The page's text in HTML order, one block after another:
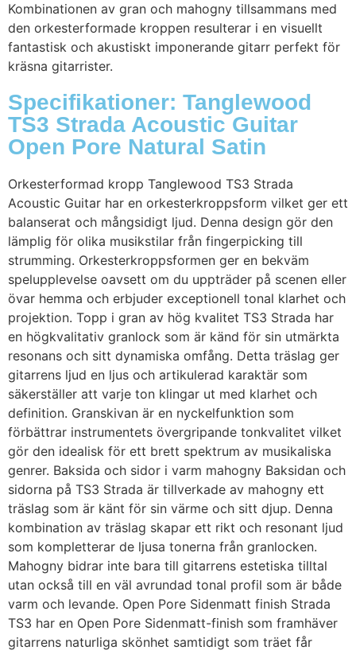
Kombinationen av gran och mahogny tillsammans med
den orkesterformade kroppen resulterar i en visuellt
fantastisk och akustiskt imponerande gitarr perfekt för
kräsna gitarrister.
Specifikationer: Tanglewood
TS3 Strada Acoustic Guitar
Open Pore Natural Satin
Orkesterformad kropp Tanglewood TS3 Strada
Acoustic Guitar har en orkesterkroppsform vilket ger ett
balanserat och mångsidigt ljud. Denna design gör den
lämplig för olika musikstilar från fingerpicking till
strumming. Orkesterkroppsformen ger en bekväm
spelupplevelse oavsett om du uppträder på scenen eller
övar hemma och erbjuder exceptionell tonal klarhet och
projektion. Topp i gran av hög kvalitet TS3 Strada har
en högkvalitativ granlock som är känd för sin utmärkta
resonans och sitt dynamiska omfång. Detta träslag ger
gitarrens ljud en ljus och artikulerad karaktär som
säkerställer att varje ton klingar ut med klarhet och
definition. Granskivan är en nyckelfunktion som
förbättrar instrumentets övergripande tonkvalitet vilket
gör den idealisk för ett brett spektrum av musikaliska
genrer. Baksida och sidor i varm mahogny Baksidan och
sidorna på TS3 Strada är tillverkade av mahogny ett
träslag som är känt för sin värme och sitt djup. Denna
kombination av träslag skapar ett rikt och resonant ljud
som kompletterar de ljusa tonerna från granlocken.
Mahogny bidrar inte bara till gitarrens estetiska tilltal
utan också till en väl avrundad tonal profil som är både
varm och levande. Open Pore Sidenmatt finish Strada
TS3 har en Open Pore Sidenmatt-finish som framhäver
gitarrens naturliga skönhet samtidigt som träet får